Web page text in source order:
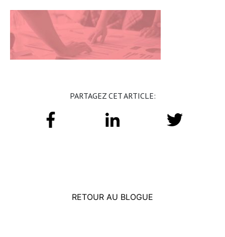
PARTAGEZ CET ARTICLE:
RETOUR AU BLOGUE